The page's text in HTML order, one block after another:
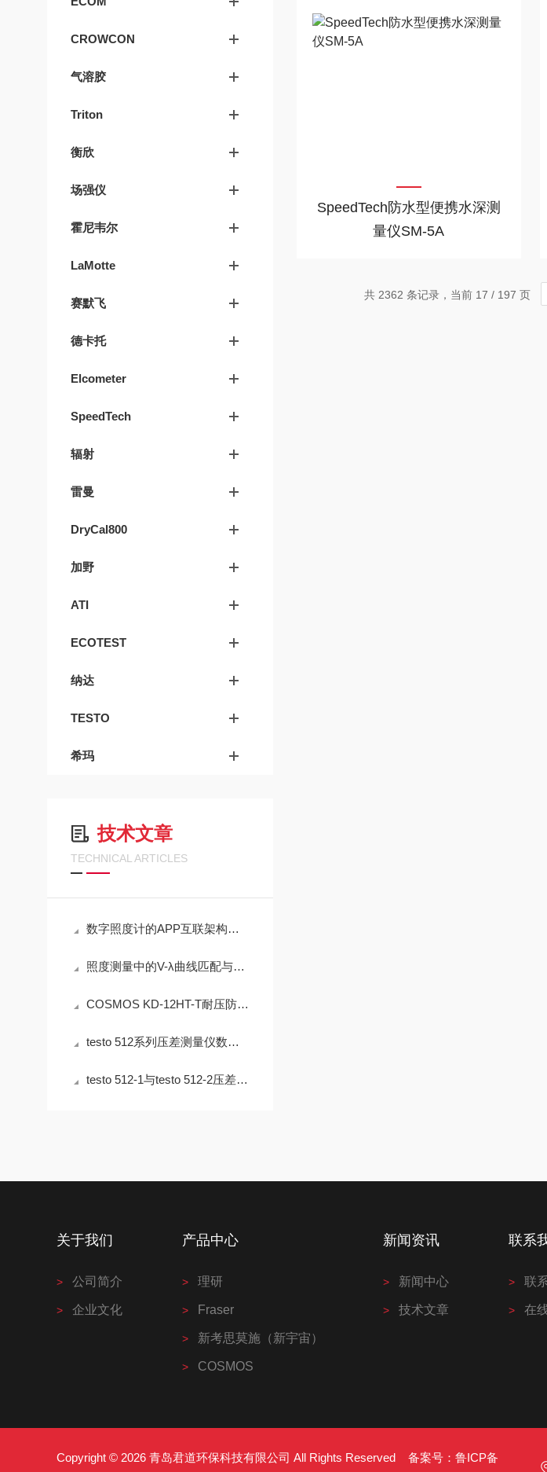
CROWCON
气溶胶
Triton
衡欣
场强仪
霍尼韦尔
LaMotte
赛默飞
德卡托
Elcometer
SpeedTech
辐射
雷曼
DryCal800
加野
ATI
ECOTEST
纳达
TESTO
希玛
技术文章
TECHNICAL ARTICLES
数字照度计的APP互联架构与现场数据闭环管理技术
照度测量中的V-λ曲线匹配与余弦校正误差分析——以硅光电二极管照度计为例
COSMOS KD-12HT-T耐压防爆NMP炉内直插检测设备工程设计指南
testo 512系列压差测量仪数字通信与数据管理技术架构
testo 512-1与testo 512-2压差测量仪在通风系统中的应用技术分析
SpeedTech防水型便携水深测
量仪SM-5A
共 2362 条记录，当前 17 / 197 页
关于我们
公司简介
企业文化
产品中心
理研
Fraser
新考思莫施（新宇宙）
COSMOS
新闻资讯
新闻中心
技术文章
联系
联
在
Copyright © 2026 青岛君道环保科技有限公司 All Rights Reserved 备案号： 鲁ICP备